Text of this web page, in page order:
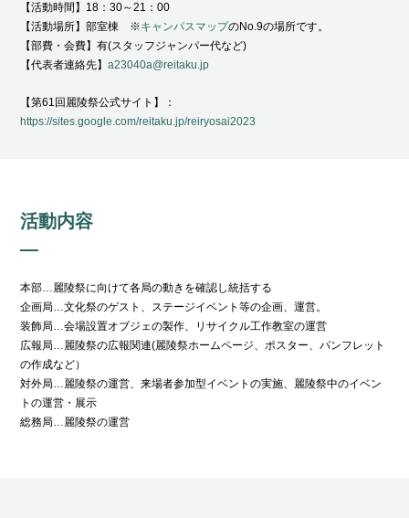
【活動時間】18：30～21：00
【活動場所】部室棟 ※キャンパスマップのNo.9の場所です。
【部費・会費】有(スタッフジャンパー代など)
【代表者連絡先】a23040a@reitaku.jp
【第61回麗陵祭公式サイト】：
https://sites.google.com/reitaku.jp/reiryosai2023
活動内容
本部…麗陵祭に向けて各局の動きを確認し統括する
企画局…文化祭のゲスト、ステージイベント等の企画、運営。
装飾局…会場設置オブジェの製作、リサイクル工作教室の運営
広報局…麗陵祭の広報関連(麗陵祭ホームページ、ポスター、パンフレット
の作成など）
対外局…麗陵祭の運営、来場者参加型イベントの実施、麗陵祭中のイベン
トの運営・展示
総務局…麗陵祭の運営